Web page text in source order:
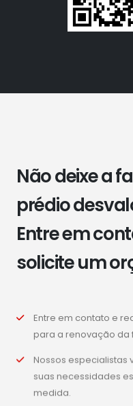
Não deixe a
prédio
Entre em
solicite um
Entre em contato e
para a renovação da
Nossos especialistas
suas necessidades
medida.